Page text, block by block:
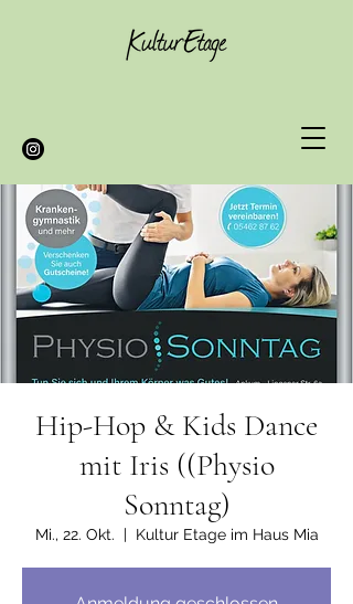
Hip-Hop & Kids Dance
mit Iris ((Physio
Sonntag)
Mi., 22. Okt.
  |
Kultur Etage im Haus Mia